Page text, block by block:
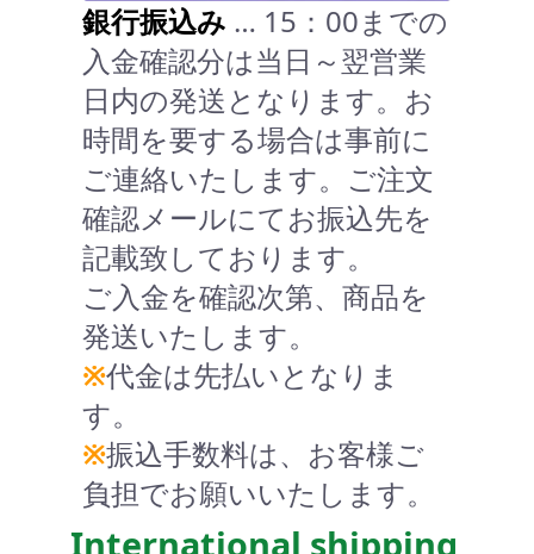
銀行振込み … 15：00までの
入金確認分は当日～翌営業
日内の発送となります。お
時間を要する場合は事前に
ご連絡いたします。ご注文
確認メールにてお振込先を
記載致しております。
ご入金を確認次第、商品を
発送いたします。
※代金は先払いとなりま
す。
※振込手数料は、お客様ご
負担でお願いいたします。
International shipping